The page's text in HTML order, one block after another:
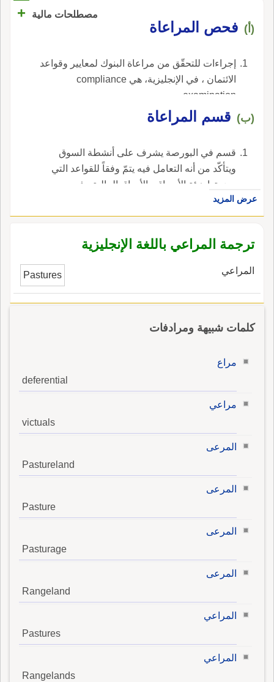
مصطلحات مالية +
(أ) فحص المراعاة
إجراءات للتحقّق من مراعاة البنوك لمعايير وقواعد
الائتمان ، في الإنجليزية، هي compliance
examination.
(ب) قسم المراعاة
قسم في البورصة يشرف على أنشطة السوق
ويتأكّد من أنه التعامل فيه يتمّ وفقاً للقواعد التي
وضعتها هيئة الأسواق والأوراق المالية ، في
الإنجليزية، هي compliance department.عرض المزيد
ترجمة المراعي باللغة الإنجليزية
المراعي Pastures
كلمات شبيهة ومرادفات
مراع
deferential
مراعي
victuals
المرعى
Pastureland
المرعى
Pasture
المرعى
Pasturage
المرعى
Rangeland
المراعي
Pastures
المراعي
Rangelands